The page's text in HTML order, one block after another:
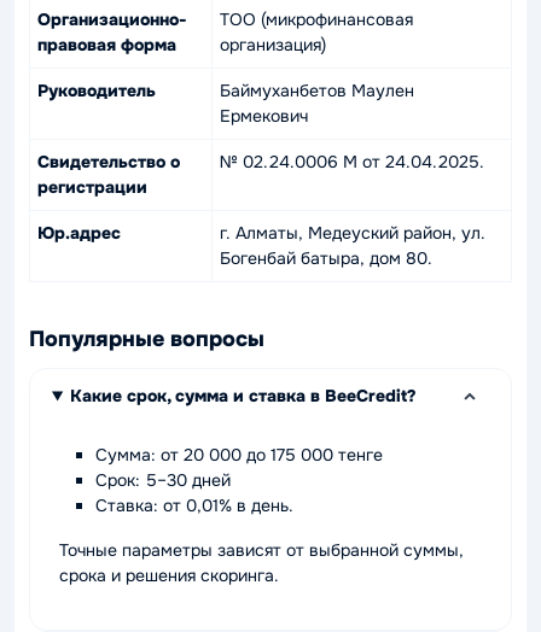
Организационно-
правовая форма
ТОО (микрофинансовая
организация)
Руководитель
Баймуханбетов Маулен
Ермекович
Свидетельство о
регистрации
№ 02.24.0006 M от 24.04.2025.
Юр.адрес
г. Алматы, Медеуский район, ул.
Богенбай батыра, дом 80.
Популярные вопросы
Какие срок, сумма и ставка в BeeCredit?
Сумма: от 20 000 до 175 000 тенге
Срок: 5–30 дней
Ставка: от 0,01% в день.
Точные параметры зависят от выбранной суммы,
срока и решения скоринга.